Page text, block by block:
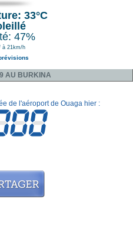
33°C
47%
à 21km/h
AU BURKINA
de l'aéroport de Ouaga hier :